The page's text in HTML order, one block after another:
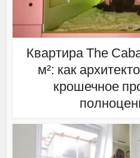
Квартира The
м²: как
крошечное